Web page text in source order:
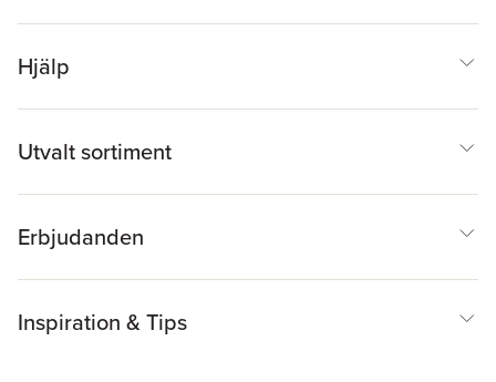
Hjälp
Utvalt sortiment
Erbjudanden
Inspiration & Tips